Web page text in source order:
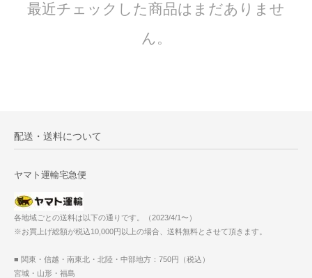
最近チェックした商品はまだありませ
ん。
配送・送料について
ヤマト運輸宅急便
各地域ごとの送料は以下の通りです。（2023/4/1〜）
※お買上げ総額が税込10,000円以上の場合、送料無料とさせて頂きます。
■ 関東・信越・南東北・北陸・中部地方：750円（税込）
宮城・山形・福島